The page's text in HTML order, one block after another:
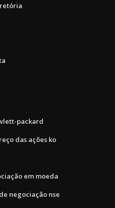
packard
das ações ko
em moeda
negociação nse